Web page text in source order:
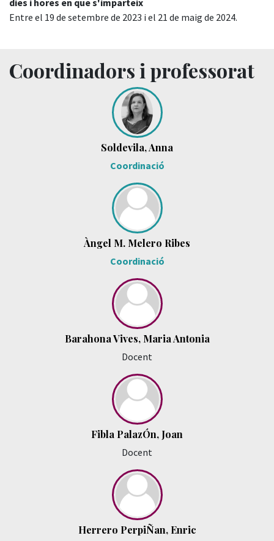
dies i hores en que s'imparteix
Entre el 19 de setembre de 2023 i el 21 de maig de 2024.
Coordinadors i professorat
Soldevila, Anna
Coordinació
Àngel M. Melero Ribes
Coordinació
Barahona Vives, Maria Antonia
Docent
Fibla PalazÓn, Joan
Docent
Herrero PerpiÑan, Enric